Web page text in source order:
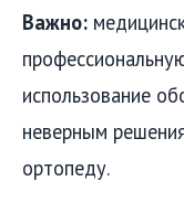
Важно:
использование
неверным
ортопеду.